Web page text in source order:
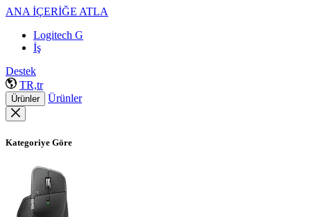
ANA İÇERİĞE ATLA
Logitech G
İş
Destek
TR,tr
Ürünler Ürünler
Kategoriye Göre